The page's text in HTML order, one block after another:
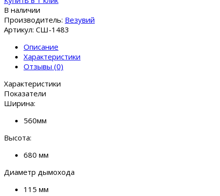
В наличии
Производитель: Везувий
Артикул: СШ-1483
Описание
Характеристики
Отзывы (0)
Характеристики
Показатели
Ширина:
560мм
Высота:
680 мм
Диаметр дымохода
115 мм